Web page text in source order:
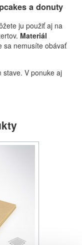
a donuty
ju použiť aj na
Materiál
sa nemusíte obávať
stave. V ponuke aj